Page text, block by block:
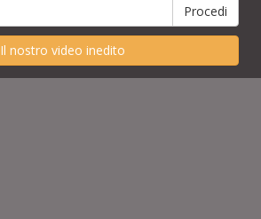
Il nostro video inedito